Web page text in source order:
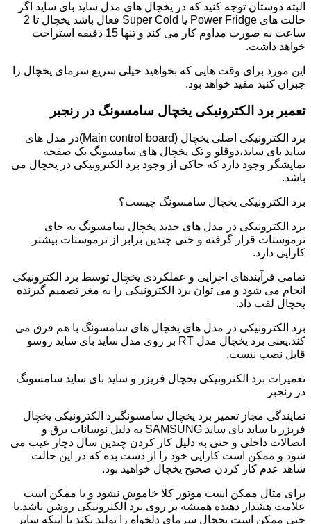
البته دوستان توجه کنید که در یخچال های مدل ساید بای ساید اگر
حالت های Power Fridge یا Super Cold فعال باشد یخچال تا 2
ساعت به صورت مداوم کار می کند و تنها 15 دقیقه استراحت
خواهد داشت.
این مورد برای وقت هایی که بخواهید خیلی سریع سرمای یخچال را
جبران کنید مفید خواهد بود.
تعمیر برد الکترونیکی یخچال سامسونگ در رنجبر
برد الکترونیکی اصلی یخچال (Main control board)در مدل های
ساید بای ساید،دوقلو و تک یخچال های سامسونگ یک صفحه
نمایشگر وجود دارد که حاکی از وجود برد الکترونیکی در یخچال می
باشد.
برد الکترونیکی یخچال سامسونگ چیست؟
برد الکترونیکی در مدل های جدید یخچال سامسونگ به جای
ترموستات قرار گرفته و حتی چندین برابر از ترموستات بیشتر
کارایی دارد.
تمامی فرآیندهای اجرایی و عملکردی یخچال توسط برد الکترونیکی
انجام می شود و می توان برد الکترونیکی را به مغز تصمیم گیرنده
یخچال لقب داد.
برد الکترونیکی در مدل های یخچال های سامسونگ با هم فرق می
کند.یعنی برد یخچال مدل RT بر روی مدل ساید بای ساید روسو
قابل نصب نیست.
تعمیرات برد الکترونیکی یخچال فریزر و ساید بای ساید سامسونگ
در رنجبر
نمایندگی مجاز تعمیر برد یخچال سامسونگبرد الکترونیکی یخچال
فریزر یا ساید بای ساید SAMSUNG به دلیل نوسانات برق و
اتصالات داخلی و حتی به دلیل کار کردن چندین سال دچار عیب می
شود و ممکن است کارایی خود را از دست بده که در این حالت
شاهد عدم کار کردن صحیح یخچال خواهید بود.
برای مثال ممکن است موتور کلا خاموش نشود و یا ممکن است
علامت هشدار دهنده همیشه بر روی برد الکترونیکی روشن باشد.یا
حتی ممکن است یخچال سرمای دلخواه را تولید نکند با اینکه سایر